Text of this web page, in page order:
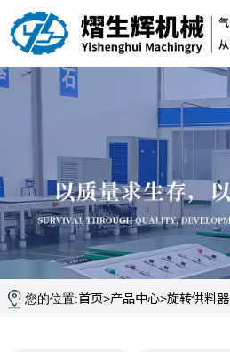
您的位置:首页>产品中心>旋转供料器